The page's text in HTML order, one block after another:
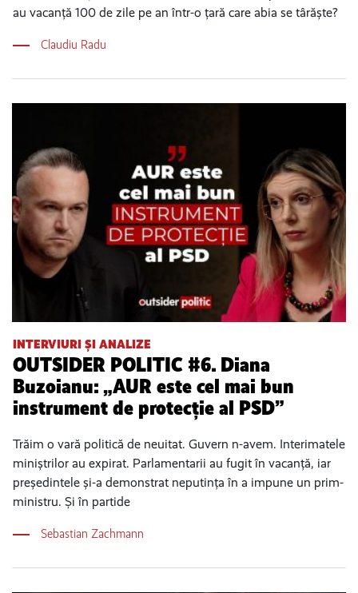
au vacanță 100 de zile pe an într-o țară care abia se târăște?
Claudiu Radu
INTERVIURI ȘI ANALIZE
OUTSIDER POLITIC #6. Diana
Buzoianu: „AUR este cel mai bun
instrument de protecție al PSD”
Trăim o vară politică de neuitat. Guvern n-avem. Interimatele
miniștrilor au expirat. Parlamentarii au fugit în vacanță, iar
președintele și-a demonstrat neputința în a impune un prim-
ministru. Și în partide
Sebastian Zachmann